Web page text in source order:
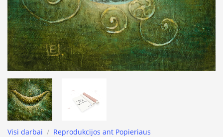
Visi darbai / Reprodukcijos ant Popieriaus